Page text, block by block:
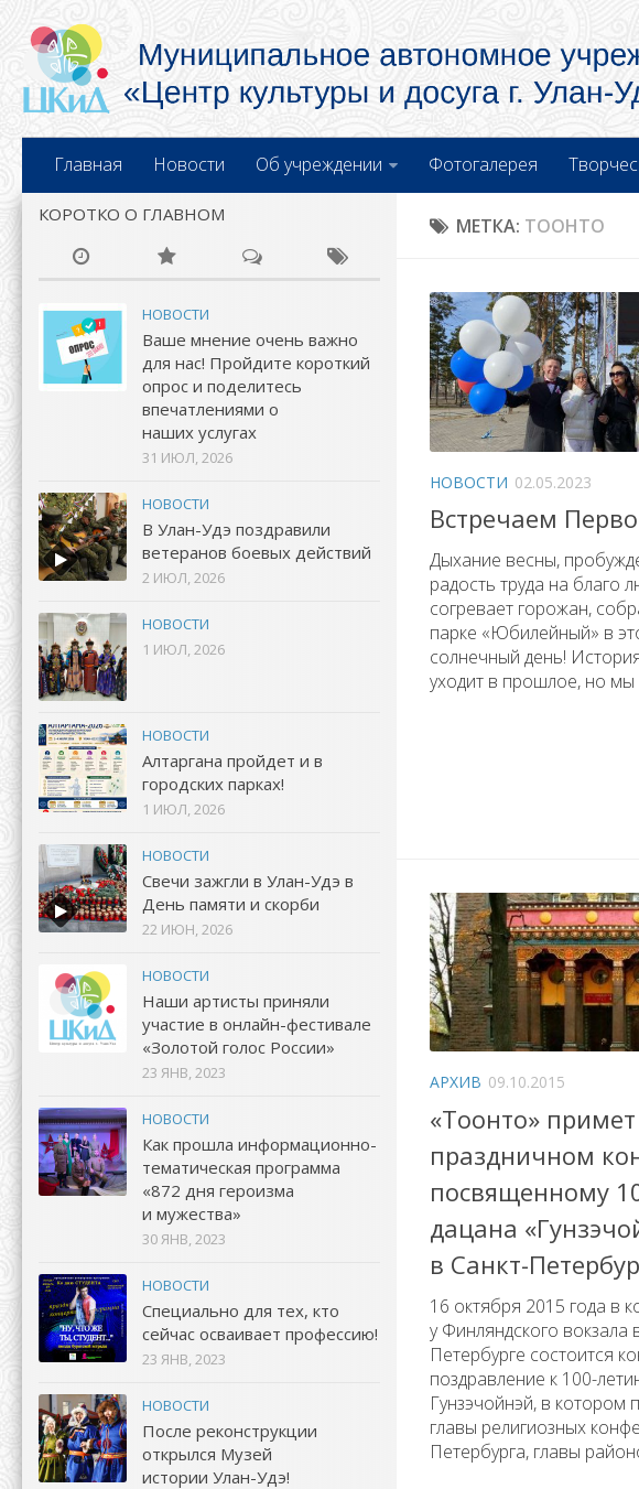
Главная Новости Об учреждении Фотогалерея
МЕТКА: ТООНТО
НОВОСТИ 02.05.2023
Встречаем
Дыхание весны,
радость труда на благо
согревает горожан,
парке «Юбилейный» в
солнечный день!
уходит в прошлое, но мы
АРХИВ 09.10.2015
«Тоонто»
праздничном
посвященному
дацана
в Санкт-
16 октября 2015 года в
у Финляндского вокзала
Петербурге состоится
поздравление к 100-
Гунзэчойнэй, в котором
главы религиозных
Петербурга, главы
КОРОТКО О ГЛАВНОМ
НОВОСТИ
Ваше мнение очень важно
для нас! Пройдите короткий
опрос и поделитесь
впечатлениями о
наших услугах
31 ИЮЛ, 2026
НОВОСТИ
В Улан-Удэ поздравили
ветеранов боевых действий
2 ИЮЛ, 2026
НОВОСТИ
1 ИЮЛ, 2026
НОВОСТИ
Алтаргана пройдет и в
городских парках!
1 ИЮЛ, 2026
НОВОСТИ
Свечи зажгли в Улан-Удэ в
День памяти и скорби
22 ИЮН, 2026
НОВОСТИ
Наши артисты приняли
участие в онлайн-фестивале
«Золотой голос России»
23 ЯНВ, 2023
НОВОСТИ
Как прошла информационно-
тематическая программа
«872 дня героизма
и мужества»
30 ЯНВ, 2023
НОВОСТИ
Специально для тех, кто
сейчас осваивает профессию!
23 ЯНВ, 2023
НОВОСТИ
После реконструкции
открылся Музей
истории Улан-Удэ!